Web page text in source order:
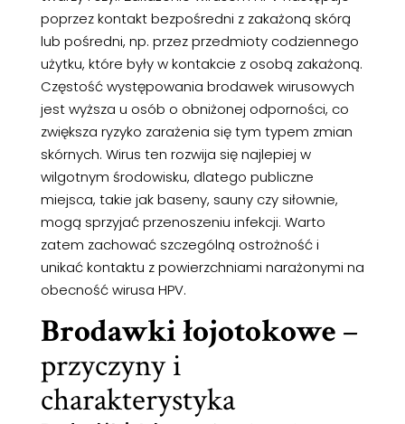
poprzez kontakt bezpośredni z zakażoną skórą
lub pośredni, np. przez przedmioty codziennego
użytku, które były w kontakcie z osobą zakażoną.
Częstość występowania brodawek wirusowych
jest wyższa u osób o obniżonej odporności, co
zwiększa ryzyko zarażenia się tym typem zmian
skórnych. Wirus ten rozwija się najlepiej w
wilgotnym środowisku, dlatego publiczne
miejsca, takie jak baseny, sauny czy siłownie,
mogą sprzyjać przenoszeniu infekcji. Warto
zatem zachować szczególną ostrożność i
unikać kontaktu z powierzchniami narażonymi na
obecność wirusa HPV.
Brodawki łojotokowe –
przyczyny i
charakterystyka